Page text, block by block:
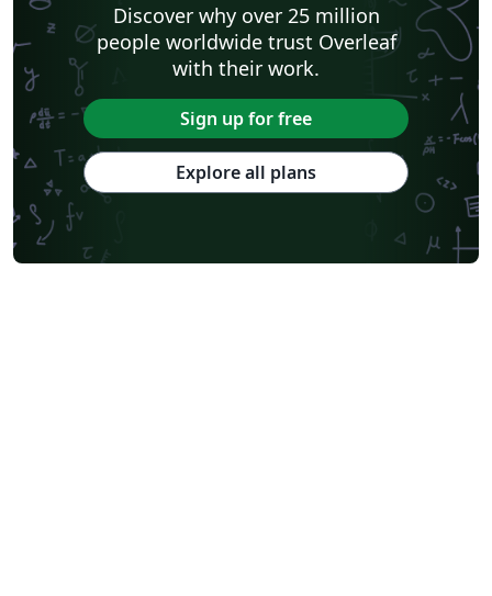
Discover why over 25 million
people worldwide trust Overleaf
with their work.
Sign up for free
Explore all plans